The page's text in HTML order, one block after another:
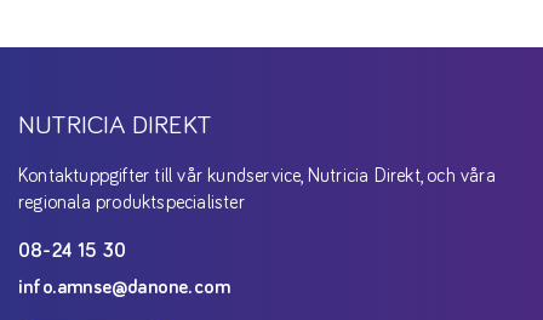
NUTRICIA DIREKT
Kontaktuppgifter till vår kundservice, Nutricia Direkt, och våra
regionala produktspecialister
08-24 15 30
info.amnse@danone.com